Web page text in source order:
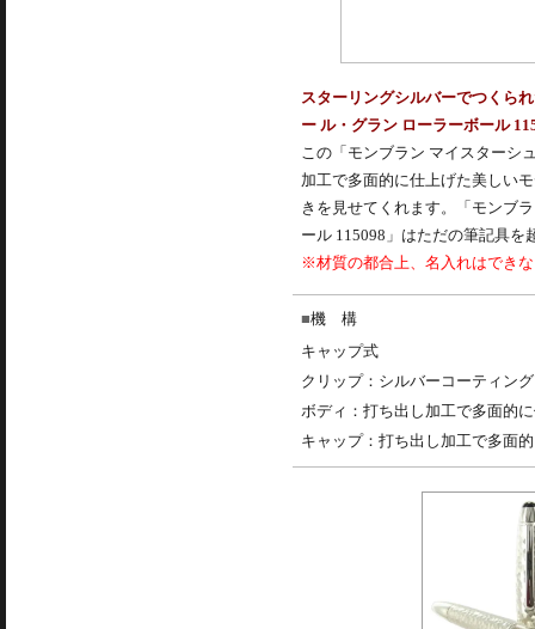
スターリングシルバーでつくら
ー ル・グラン ローラーボール
この「モンブラン マイスターシ
加工で多面的に仕上げた美しい
きを見せてくれます。「モンブ
ール 115098」はただの筆記具
※材質の都合上、名入れはでき
機 構
キャップ式
クリップ：シルバーコーティン
ボディ：打ち出し加工で多面的
キャップ：打ち出し加工で多面